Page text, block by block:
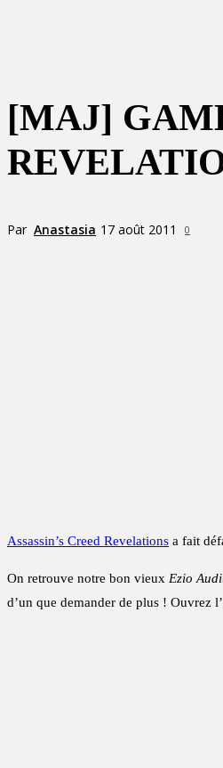
[MAJ]
Par Anastasia 17 août 2011 0
Assassin’s Creed Revelations a fait
On retrouve notre bon vieux Ezio
d’un que demander de plus ! Ouvrez